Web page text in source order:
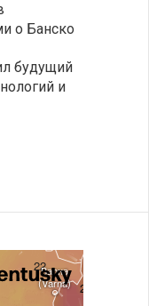
о Банско
будущий
и